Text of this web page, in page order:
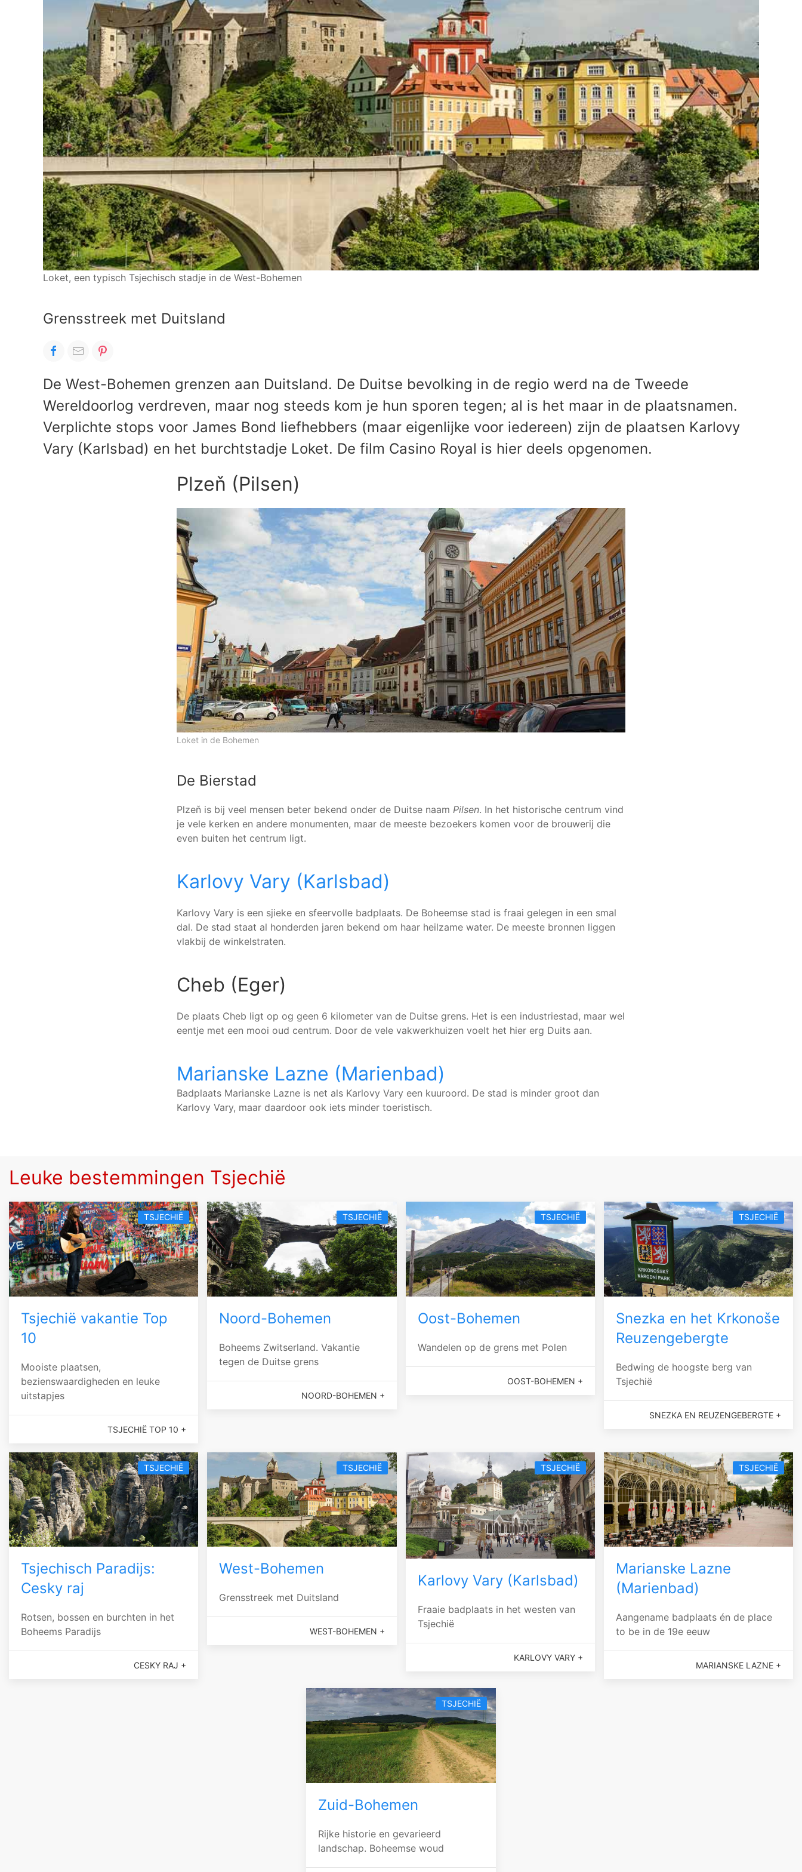
Loket, een typisch Tsjechisch stadje in de West-Bohemen
Grensstreek met Duitsland
De West-Bohemen grenzen aan Duitsland. De Duitse bevolking in de regio werd na de Tweede
Wereldoorlog verdreven, maar nog steeds kom je hun sporen tegen; al is het maar in de plaatsnamen.
Verplichte stops voor James Bond liefhebbers (maar eigenlijke voor iedereen) zijn de plaatsen Karlovy
Vary (Karlsbad) en het burchtstadje Loket. De film Casino Royal is hier deels opgenomen.
Plzeň (Pilsen)
Loket in de Bohemen
De Bierstad
Plzeň is bij veel mensen beter bekend onder de Duitse naam Pilsen. In het historische centrum vind
je vele kerken en andere monumenten, maar de meeste bezoekers komen voor de brouwerij die
even buiten het centrum ligt.
Karlovy Vary (Karlsbad)
Karlovy Vary is een sjieke en sfeervolle badplaats. De Boheemse stad is fraai gelegen in een smal
dal. De stad staat al honderden jaren bekend om haar heilzame water. De meeste bronnen liggen
vlakbij de winkelstraten.
Cheb (Eger)
De plaats Cheb ligt op og geen 6 kilometer van de Duitse grens. Het is een industriestad, maar wel
eentje met een mooi oud centrum. Door de vele vakwerkhuizen voelt het hier erg Duits aan.
Marianske Lazne (Marienbad)
Badplaats Marianske Lazne is net als Karlovy Vary een kuuroord. De stad is minder groot dan
Karlovy Vary, maar daardoor ook iets minder toeristisch.
Leuke bestemmingen Tsjechië
TSJECHIË
Tsjechië vakantie Top
10
Mooiste plaatsen,
bezienswaardigheden en leuke
uitstapjes
TSJECHIË TOP 10 +
TSJECHIË
Noord-Bohemen
Boheems Zwitserland. Vakantie
tegen de Duitse grens
NOORD-BOHEMEN +
TSJECHIË
Oost-Bohemen
Wandelen op de grens met Polen
OOST-BOHEMEN +
TSJECHIË
Snezka en het Krkonoše
Reuzengebergte
Bedwing de hoogste berg van
Tsjechië
SNEZKA EN REUZENGEBERGTE +
TSJECHIË
Tsjechisch Paradijs:
Cesky raj
Rotsen, bossen en burchten in het
Boheems Paradijs
CESKY RAJ +
TSJECHIË
West-Bohemen
Grensstreek met Duitsland
WEST-BOHEMEN +
TSJECHIË
Karlovy Vary (Karlsbad)
Fraaie badplaats in het westen van
Tsjechië
KARLOVY VARY +
TSJECHIË
Marianske Lazne
(Marienbad)
Aangename badplaats én de place
to be in de 19e eeuw
MARIANSKE LAZNE +
TSJECHIË
Zuid-Bohemen
Rijke historie en gevarieerd
landschap. Boheemse woud